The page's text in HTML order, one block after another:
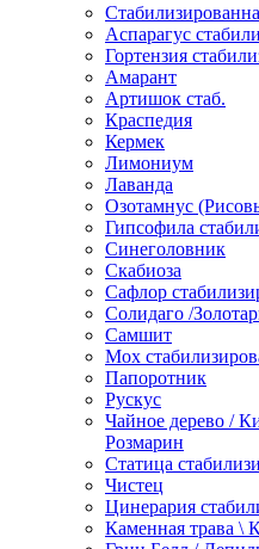
Аспарагус
Гортензия
Амарант
Артишок стаб.
Краспедия
Кермек
Лимониум
Лаванда
Озотамнус
Гипсофила
Синеголовник
Скабиоза
Сафлор
Солидаго /
Самшит
Мох
Папоротник
Рускус
Чайное дерево /
Розмарин
Статица
Чистец
Цинерария
Каменная трава \